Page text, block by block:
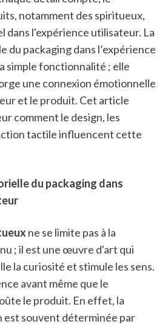
notamment des spiritueux,
dans l'expérience utilisateur. La
du packaging dans l’expérience
simple fonctionnalité ; elle
une connexion émotionnelle
et le produit. Cet article
comment le design, les
tactile influencent cette
du packaging dans
ne se limite pas à la
; il est une œuvre d'art qui
la curiosité et stimule les sens.
avant même que le
le produit. En effet, la
est souvent déterminée par